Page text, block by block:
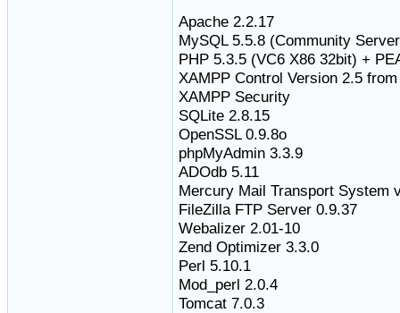
Apache 2.2.17
MySQL 5.5.8 (Community
PHP 5.3.5 (VC6 X86 32bit) +
XAMPP Control Version 2.5
XAMPP Security
SQLite 2.8.15
OpenSSL 0.9.8o
phpMyAdmin 3.3.9
ADOdb 5.11
Mercury Mail Transport System
FileZilla FTP Server 0.9.37
Webalizer 2.01-10
Zend Optimizer 3.3.0
Perl 5.10.1
Mod_perl 2.0.4
Tomcat 7.0.3